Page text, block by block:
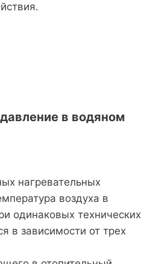
в водяном
нагревательных
воздуха в
одинаковых технических
в зависимости от трех